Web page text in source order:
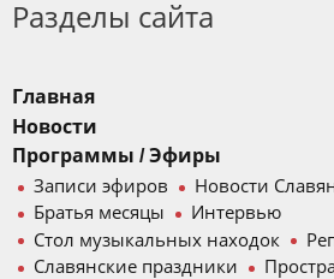
Разделы сайта
Главная
Новости
Программы / Эфиры
Записи эфиров
Новости
Братья месяцы
Интервью
Стол музыкальных находок
Славянские праздники